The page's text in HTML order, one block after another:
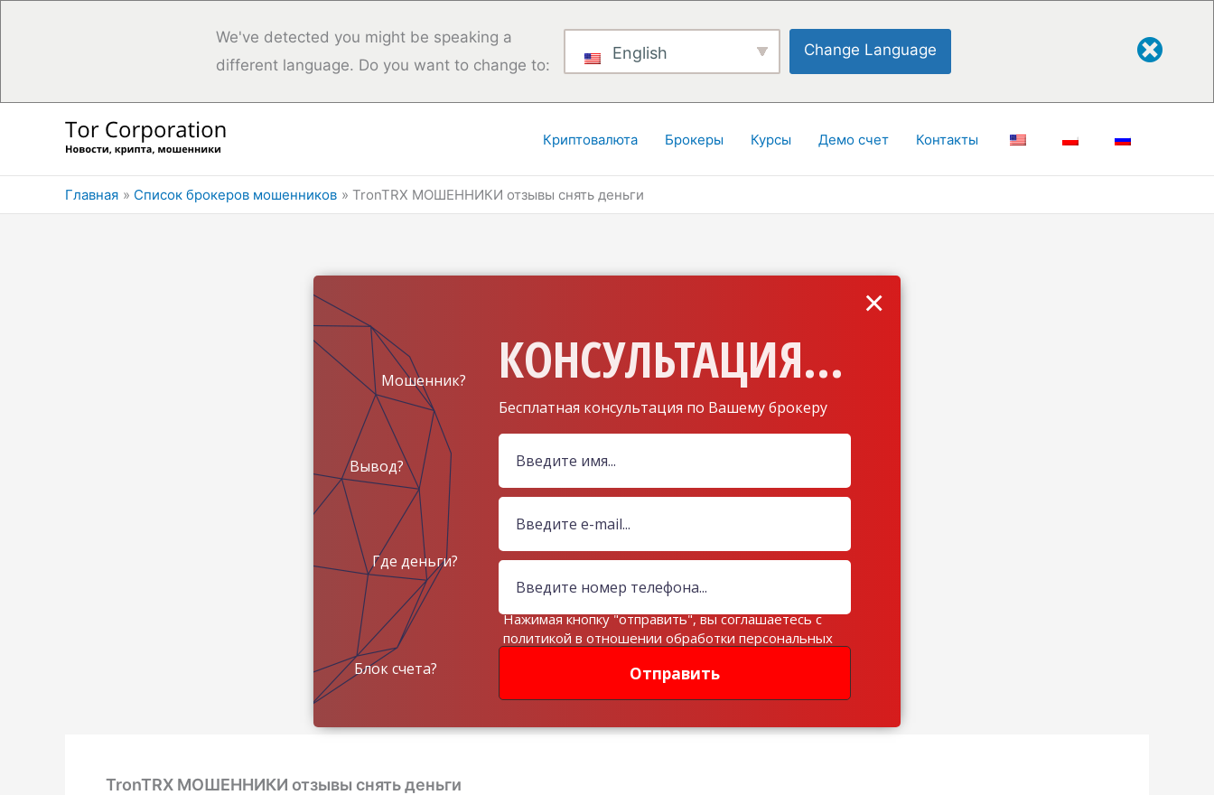
We've detected you might be speaking a
different language. Do you want to change to:
English Change Language
Криптовалюта Брокеры Курсы Демо счет Контакты
Главная Список брокеров мошенников TronTRX МОШЕННИКИ отзывы снять деньги
КОНСУЛЬТАЦИЯ...
Бесплатная консультация по Вашему брокеру
Мошенник?
Вывод?
Где деньги?
Блок счета? Отправить
×
Нажимая кнопку "отправить", вы соглашаетесь с
политикой в отношении обработки персональных
TronTRX МОШЕННИКИ отзывы снять деньги